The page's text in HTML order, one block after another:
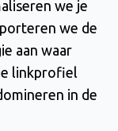
we je
we de
aan waar
linkprofiel
in de